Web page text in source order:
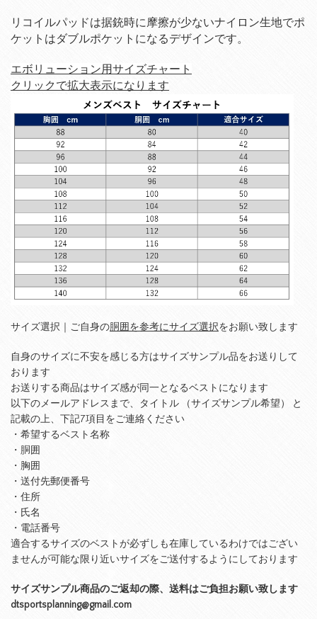
リコイルパッドは据銃時に摩擦が少ないナイロン生地でポ
ケットはダブルポケットになるデザインです。
エボリューション用サイズチャート
クリックで拡大表示になります
サイズ選択｜ご自身の胴囲を参考にサイズ選択をお願い致します
自身のサイズに不安を感じる方はサイズサンプル品をお送りして
おります
お送りする商品はサイズ感が同一となるベストになります
以下のメールアドレスまで、タイトル （サイズサンプル希望） と
記載の上、下記7項目をご連絡ください
・希望するベスト名称
・胴囲
・胸囲
・送付先郵便番号
・住所
・氏名
・電話番号
適合するサイズのベストが必ずしも在庫しているわけではござい
ませんが可能な限り近いサイズをご送付するようにしております
サイズサンプル商品のご返却の際、送料はご負担お願い致します
dtsportsplanning@gmail.com